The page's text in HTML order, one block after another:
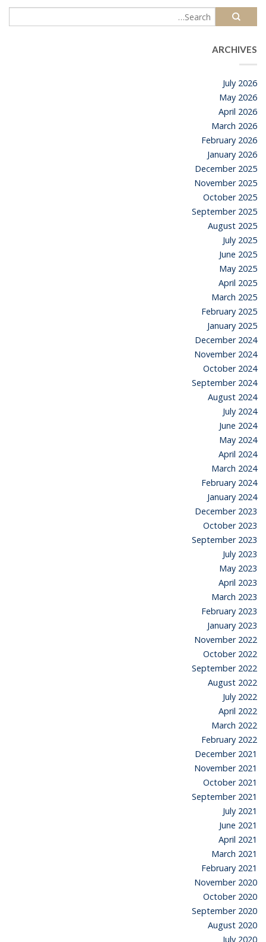
ARCHIVES
July 2026
May 2026
April 2026
March 2026
February 2026
January 2026
December 2025
November 2025
October 2025
September 2025
August 2025
July 2025
June 2025
May 2025
April 2025
March 2025
February 2025
January 2025
December 2024
November 2024
October 2024
September 2024
August 2024
July 2024
June 2024
May 2024
April 2024
March 2024
February 2024
January 2024
December 2023
October 2023
September 2023
July 2023
May 2023
April 2023
March 2023
February 2023
January 2023
November 2022
October 2022
September 2022
August 2022
July 2022
April 2022
March 2022
February 2022
December 2021
November 2021
October 2021
September 2021
July 2021
June 2021
April 2021
March 2021
February 2021
November 2020
October 2020
September 2020
August 2020
July 2020